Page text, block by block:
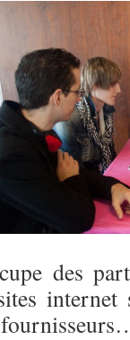
des
internet